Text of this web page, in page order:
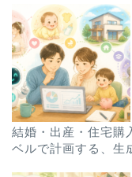
結婚・出産・住宅購
ベルで計画する、生